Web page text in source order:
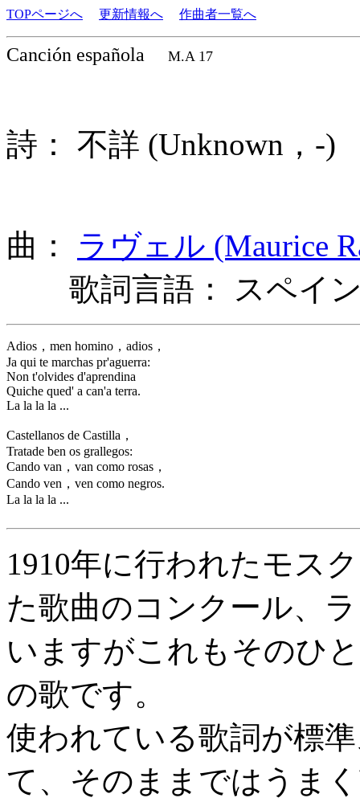
TOPページへ 更新情報へ 作曲者一覧へ
Canción española M.A 17
詩： 不詳 (Unknown，
曲： ラヴェル (Maurice
歌詞言語： スペイ
Adios，men homino，adios，
Ja qui te marchas pr'aguerra:
Non t'olvides d'aprendina
Quiche qued' a can'a terra.
La la la la ...
Castellanos de Castilla，
Tratade ben os grallegos:
Cando van，van como rosas，
Cando ven，ven como negros.
La la la la ...
1910年に行われたモス
た歌曲のコンクール、
いますがこれもそのひ
の歌です。
使われている歌詞が標
て、そのままではうま